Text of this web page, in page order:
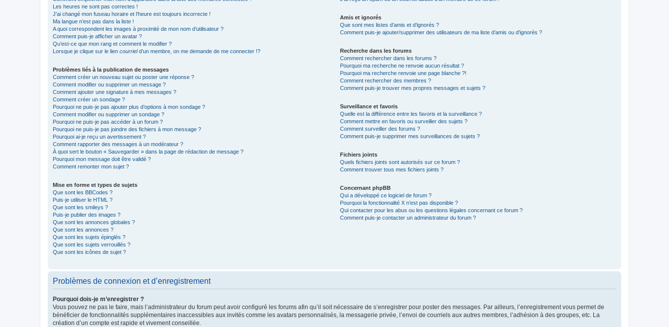
Les heures ne sont pas correctes !
J’ai changé mon fuseau horaire et l’heure est toujours incorrecte !
Ma langue n’est pas dans la liste !
A quoi correspondent les images à proximité de mon nom d’utilisateur ?
Comment puis-je afficher un avatar ?
Qu’est-ce que mon rang et comment le modifier ?
Lorsque je clique sur le lien courrield’un membre, on me demande de me connecter !?
Problèmes liés à la publication de messages
Comment créer un nouveau sujet ou poster une réponse ?
Comment modifier ou supprimer un message ?
Comment ajouter une signature à mes messages ?
Comment créer un sondage ?
Pourquoi ne puis-je pas ajouter plus d’options à mon sondage ?
Comment modifier ou supprimer un sondage ?
Pourquoi ne puis-je pas accéder à un forum ?
Pourquoi ne puis-je pas joindre des fichiers à mon message ?
Pourquoi ai-je reçu un avertissement ?
Comment rapporter des messages à un modérateur ?
À quoi sert le bouton « Sauvegarder » dans la page de rédaction de message ?
Pourquoi mon message doit être validé ?
Comment remonter mon sujet ?
Mise en forme et types de sujets
Que sont les BBCodes ?
Puis-je utiliser le HTML ?
Que sont les smileys ?
Puis-je publier des images ?
Que sont les annonces globales ?
Que sont les annonces ?
Que sont les sujets épinglés ?
Que sont les sujets verrouillés ?
Que sont les icônes de sujet ?
Amis et ignorés
Que sont mes listes d’amis et d’ignorés ?
Comment puis-je ajouter/supprimer des utilisateurs de ma liste d’amis ou d’ignorés ?
Recherche dans les forums
Comment rechercher dans les forums ?
Pourquoi ma recherche ne renvoie aucun résultat ?
Pourquoi ma recherche renvoie une page blanche ?!
Comment rechercher des membres ?
Comment puis-je trouver mes propres messages et sujets ?
Surveillance et favoris
Quelle est la différence entre les favoris et la surveillance ?
Comment mettre en favoris ou surveiller des sujets ?
Comment surveiller des forums ?
Comment puis-je supprimer mes surveillances de sujets ?
Fichiers joints
Quels fichiers joints sont autorisés sur ce forum ?
Comment trouver tous mes fichiers joints ?
Concernant phpBB
Qui a développé ce logiciel de forum ?
Pourquoi la fonctionnalité X n’est pas disponible ?
Qui contacter pour les abus ou les questions légales concernant ce forum ?
Comment puis-je contacter un administrateur du forum ?
Problèmes de connexion et d’enregistrement
Pourquoi dois-je m’enregistrer ?
Vous pouvez ne pas le faire, mais l’administrateur du forum peut avoir configuré les forums afin qu’il soit nécessaire de s’enregistrer pour poster des messages. Par ailleurs, l’enregistrement vous permet de
bénéficier de fonctionnalités supplémentaires inaccessibles aux invités comme les avatars personnalisés, la messagerie privée, l’envoi de courriels aux autres membres, l’adhésion à des groupes, etc. La
création d’un compte est rapide et vivement conseillée.